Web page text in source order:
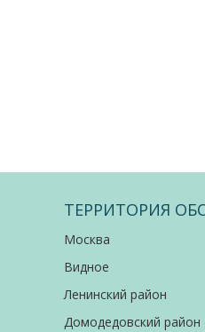
ТЕРРИТОРИЯ
Москва
Видное
Ленинский район
Домодедовский район